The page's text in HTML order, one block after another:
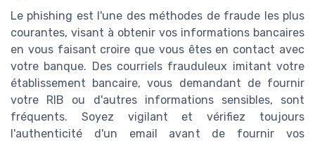
Le phishing est l'une des méthodes de fraude les plus
courantes, visant à obtenir vos informations bancaires
en vous faisant croire que vous êtes en contact avec
votre banque. Des courriels frauduleux imitant votre
établissement bancaire, vous demandant de fournir
votre RIB ou d'autres informations sensibles, sont
fréquents. Soyez vigilant et vérifiez toujours
l'authenticité d'un email avant de fournir vos